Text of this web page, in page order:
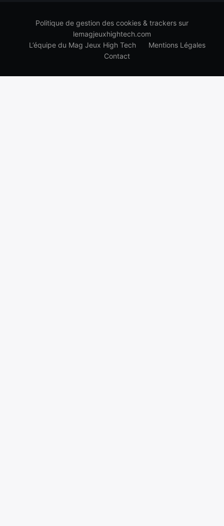
Politique de gestion des cookies & trackers sur
lemagjeuxhightech.com
L’équipe du Mag Jeux High Tech
Mentions Légales
Contact